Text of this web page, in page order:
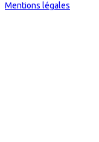
Mentions légales